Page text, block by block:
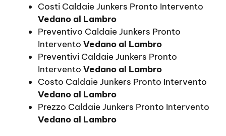
Costi Caldaie Junkers Pronto Intervento
Vedano al Lambro
Preventivo Caldaie Junkers Pronto
Intervento Vedano al Lambro
Preventivi Caldaie Junkers Pronto
Intervento Vedano al Lambro
Costo Caldaie Junkers Pronto Intervento
Vedano al Lambro
Prezzo Caldaie Junkers Pronto Intervento
Vedano al Lambro